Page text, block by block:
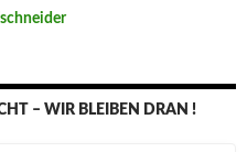
– WIR BLEIBEN DRAN !